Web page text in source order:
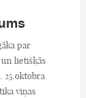
par
lietišķās
25.oktobra
viņas